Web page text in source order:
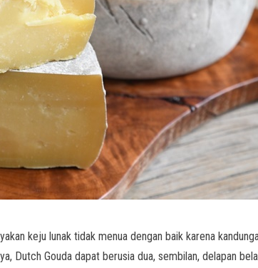
keju lunak tidak menua dengan baik karena
Dutch Gouda dapat berusia dua, sembilan, delapan